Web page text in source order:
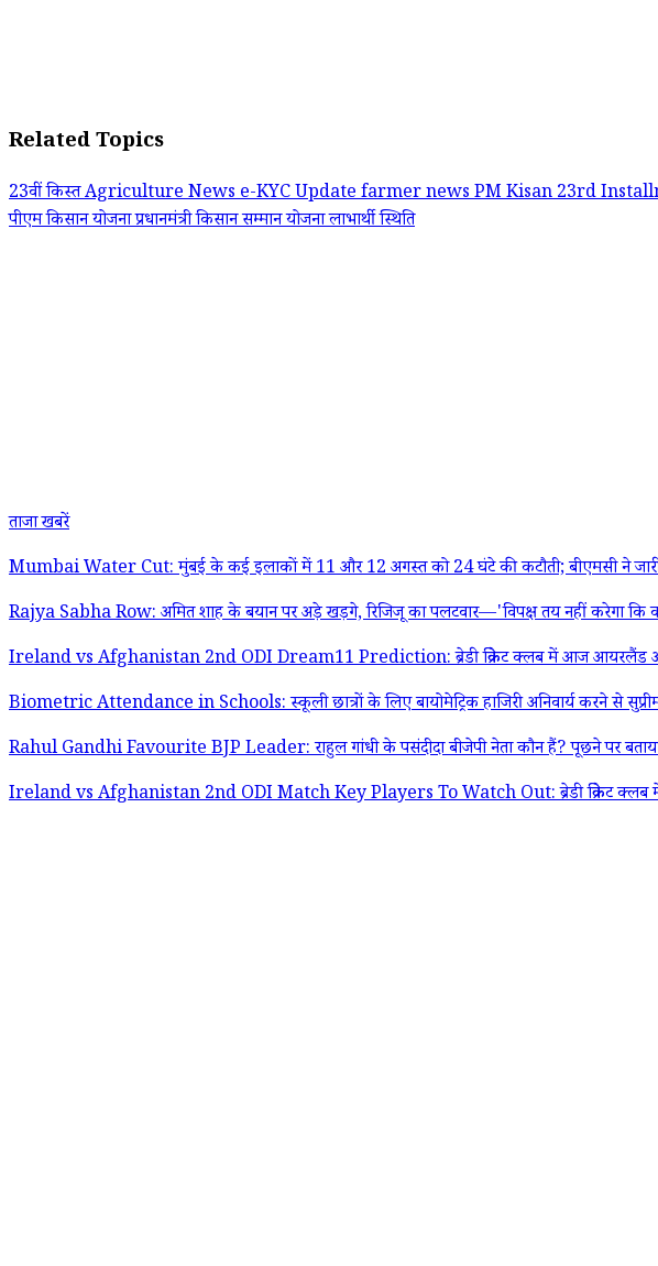
Related Topics
23वीं किस्तAgriculture Newse-KYC Updatefarmer newsPM Kisan 23rd
पीएम किसान योजनाप्रधानमंत्री किसान सम्मान योजनालाभार्थी स्थिति
ताजा खबरें
Mumbai Water Cut: मुंबई के कई इलाकों में 11 और 12 अगस्त को 24 घंटे की कटौती; बीएमसी ने जारी
Rajya Sabha Row: अमित शाह के बयान पर अड़े खड़गे, रिजिजू का पलटवार—'विपक्ष तय नहीं करेगा कि
Ireland vs Afghanistan 2nd ODI Dream11 Prediction: ब्रेडी क्रिकेट क्लब में आज आयरलैंड और
Biometric Attendance in Schools: स्कूली छात्रों के लिए बायोमेट्रिक हाजिरी अनिवार्य करने से
Rahul Gandhi Favourite BJP Leader: राहुल गांधी के पसंदीदा बीजेपी नेता कौन हैं? पूछने पर
Ireland vs Afghanistan 2nd ODI Match Key Players To Watch Out: ब्रेडी क्रिकेट क्लब में